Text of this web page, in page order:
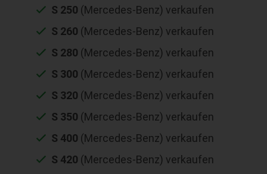
S 250 (Mercedes-Benz) verkaufen
S 260 (Mercedes-Benz) verkaufen
S 280 (Mercedes-Benz) verkaufen
S 300 (Mercedes-Benz) verkaufen
S 320 (Mercedes-Benz) verkaufen
S 350 (Mercedes-Benz) verkaufen
S 400 (Mercedes-Benz) verkaufen
S 420 (Mercedes-Benz) verkaufen